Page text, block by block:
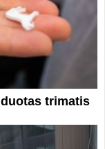
trimatis